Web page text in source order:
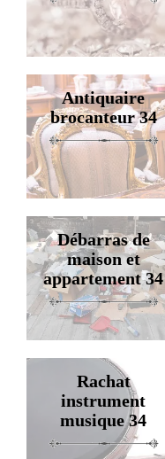
Antiquaire
brocanteur 34
Débarras de
maison et
appartement 34
Rachat
instrument
musique 34